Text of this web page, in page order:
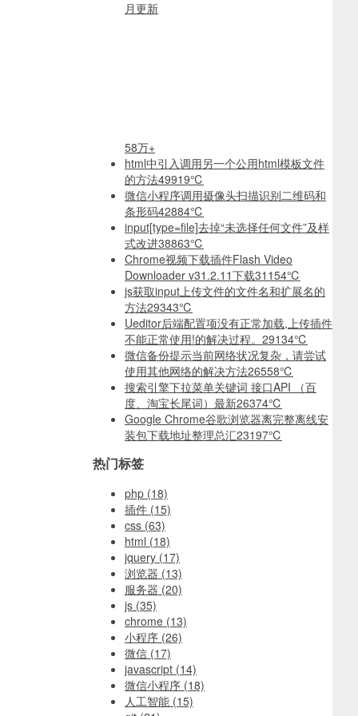
月更新
58万+
html中引入调用另一个公用html模板文件
的方法49919℃
微信小程序调用摄像头扫描识别二维码和
条形码42884℃
input[type=file]去掉“未选择任何文件”及样
式改进38863℃
Chrome视频下载插件Flash Video
Downloader v31.2.11下载31154℃
js获取input上传文件的文件名和扩展名的
方法29343℃
Ueditor后端配置项没有正常加载,上传插件
不能正常使用!的解决过程。 29134℃
微信备份提示当前网络状况复杂，请尝试
使用其他网络的解决方法26558℃
搜索引擎下拉菜单关键词 接口API （百
度、淘宝长尾词）最新26374℃
Google Chrome谷歌浏览器离完整离线安
装包下载地址整理总汇23197℃
热门标签
php (18)
插件 (15)
css (63)
html (18)
jquery (17)
浏览器 (13)
服务器 (20)
js (35)
chrome (13)
小程序 (26)
微信 (17)
javascript (14)
微信小程序 (18)
人工智能 (15)